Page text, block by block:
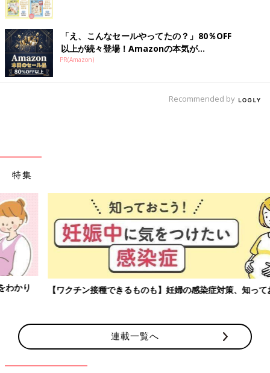
「え、こんなセールやってたの？」80％OFF
以上が続々登場！Amazonの本気が...
PR(Amazon)
Recommended by
特集
【ワクチン接種できるものも】妊婦の感染症対策、知っておいて！
連載一覧へ